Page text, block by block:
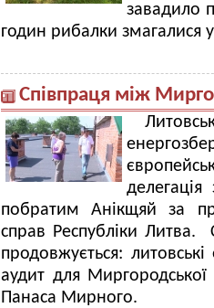
завадило
годин рибалки змагалися
Співпраця між
побратим Анікщяй за
справ Республіки Литва.
продовжується:
аудит для
Панаса Мирного.